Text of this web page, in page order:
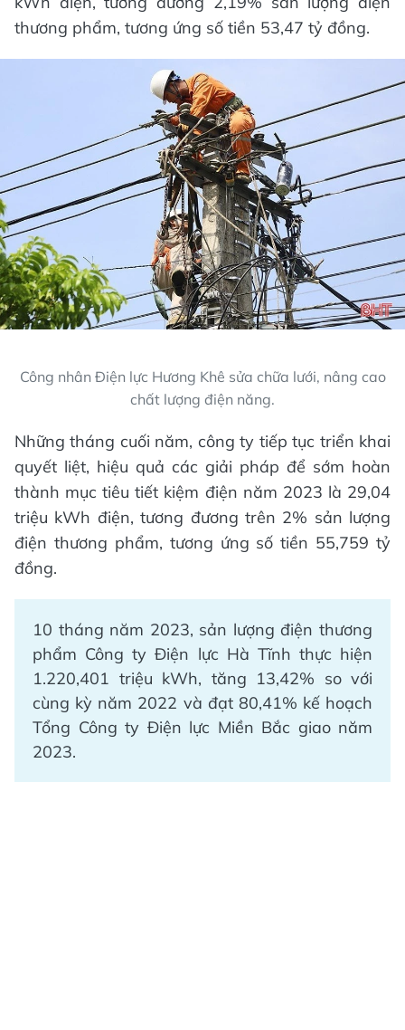
thương phẩm, tương ứng số tiền 53,47 tỷ đồng.
Công nhân Điện lực Hương Khê sửa chữa lưới, nâng cao
chất lượng điện năng.
Những tháng cuối năm, công ty tiếp tục triển khai
quyết liệt, hiệu quả các giải pháp để sớm hoàn
thành mục tiêu tiết kiệm điện năm 2023 là 29,04
triệu kWh điện, tương đương trên 2% sản lượng
điện thương phẩm, tương ứng số tiền 55,759 tỷ
đồng.
10 tháng năm 2023, sản lượng điện thương
phẩm Công ty Điện lực Hà Tĩnh thực hiện
1.220,401 triệu kWh, tăng 13,42% so với
cùng kỳ năm 2022 và đạt 80,41% kế hoạch
Tổng Công ty Điện lực Miền Bắc giao năm
2023.